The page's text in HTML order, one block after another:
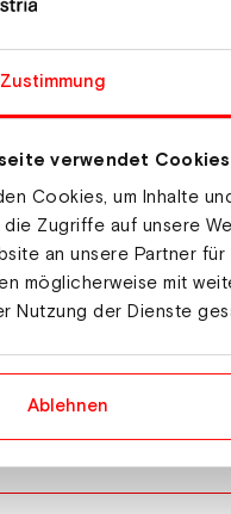
Zustimmung
verwendet Cookies
Cookies, um Inhalte
die Zugriffe auf unsere
an unsere Partner
möglicherweise mit
Nutzung der Dienste
Ablehnen
Edoardo
David